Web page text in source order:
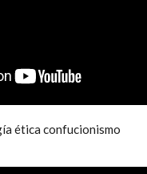
ética confucionismo